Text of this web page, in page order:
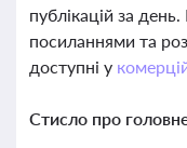
публікацій за
посиланнями та
доступні у
Стисло про